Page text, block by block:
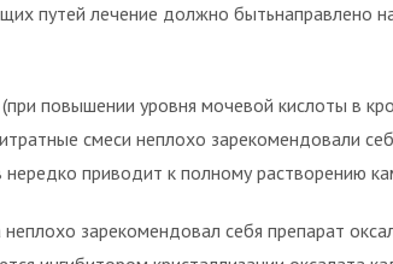
путей лечение должно бытьнаправлено
повышении уровня мочевой кислоты в
смеси неплохо зарекомендовали
приводит к полному растворению
зарекомендовал себя препарат